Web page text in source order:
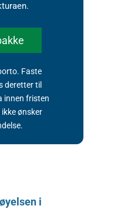
Faste
deretter til
innen fristen
ønsker
i